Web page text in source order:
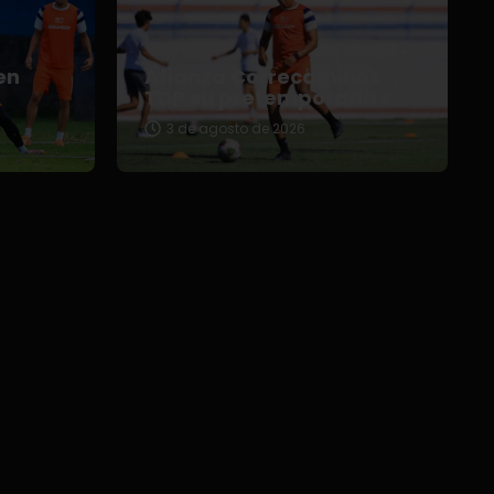
Afianza Correcaminos
TDP su pretemporada
3 de agosto de 2026